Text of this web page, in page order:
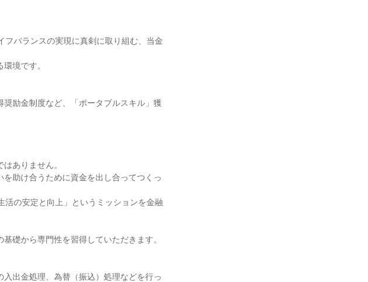
バランスの実現に真剣に取り組む、当金
境です。
励金制度など、「ポータブルスキル」獲
ありません。
助け合うために資金を出し合ってつくっ
の安定と向上」というミッションを金融
礎から専門性を習得していただきます。
出金処理、為替（振込）処理などを行っ